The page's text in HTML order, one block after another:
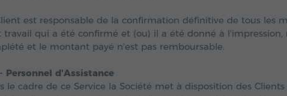
est responsable de la confirmation définitive de tous les
travail qui a été confirmé et (ou) il a été donné à
et le montant payé n'est pas remboursable.
- Personnel d'Assistance
le cadre de ce Service la Société met à disposition des